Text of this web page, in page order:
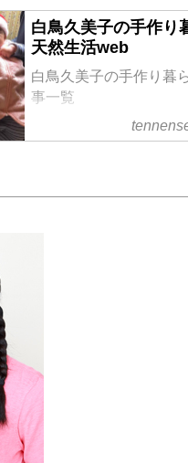
白鳥久美子の手作り
天然生活web
白鳥久美子の手作り暮
事一覧